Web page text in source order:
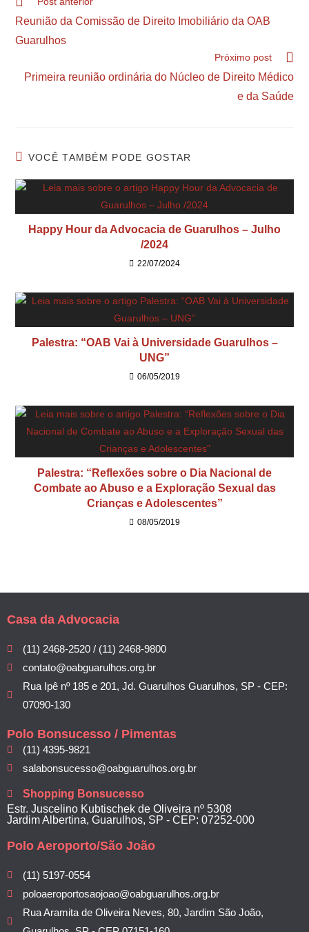
Reunião da Comissão de Direito Imobiliário da OAB
Guarulhos
Próximo post
Primeira reunião ordinária do Núcleo de Direito Médico
e da Saúde
VOCÊ TAMBÉM PODE GOSTAR
Happy Hour da Advocacia de Guarulhos – Julho
/2024
22/07/2024
Palestra: “OAB Vai à Universidade Guarulhos –
UNG”
06/05/2019
Palestra: “Reflexões sobre o Dia Nacional de
Combate ao Abuso e a Exploração Sexual das
Crianças e Adolescentes”
08/05/2019
Casa da Advocacia
(11) 2468-2520 / (11) 2468-9800
contato@oabguarulhos.org.br
Rua Ipê nº 185 e 201, Jd. Guarulhos Guarulhos, SP - CEP:
07090-130
Polo Bonsucesso / Pimentas
(11) 4395-9821
salabonsucesso@oabguarulhos.org.br
Shopping Bonsucesso
Estr. Juscelino Kubtischek de Oliveira nº 5308
Jardim Albertina, Guarulhos, SP - CEP: 07252-000
Polo Aeroporto/São João
(11) 5197-0554
poloaeroportosaojoao@oabguarulhos.org.br
Rua Aramita de Oliveira Neves, 80, Jardim São João,